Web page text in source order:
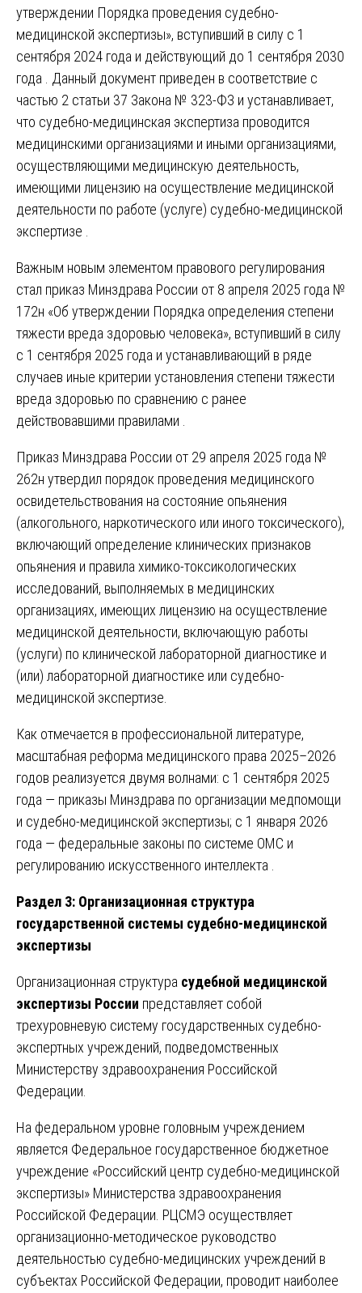
утверждении Порядка проведения судебно-
медицинской экспертизы», вступивший в силу с 1
сентября 2024 года и действующий до 1 сентября 2030
года . Данный документ приведен в соответствие с
частью 2 статьи 37 Закона № 323-ФЗ и устанавливает,
что судебно-медицинская экспертиза проводится
медицинскими организациями и иными организациями,
осуществляющими медицинскую деятельность,
имеющими лицензию на осуществление медицинской
деятельности по работе (услуге) судебно-медицинской
экспертизе .
Важным новым элементом правового регулирования
стал приказ Минздрава России от 8 апреля 2025 года №
172н «Об утверждении Порядка определения степени
тяжести вреда здоровью человека», вступивший в силу
с 1 сентября 2025 года и устанавливающий в ряде
случаев иные критерии установления степени тяжести
вреда здоровью по сравнению с ранее
действовавшими правилами .
Приказ Минздрава России от 29 апреля 2025 года №
262н утвердил порядок проведения медицинского
освидетельствования на состояние опьянения
(алкогольного, наркотического или иного токсического),
включающий определение клинических признаков
опьянения и правила химико-токсикологических
исследований, выполняемых в медицинских
организациях, имеющих лицензию на осуществление
медицинской деятельности, включающую работы
(услуги) по клинической лабораторной диагностике и
(или) лабораторной диагностике или судебно-
медицинской экспертизе.
Как отмечается в профессиональной литературе,
масштабная реформа медицинского права 2025–2026
годов реализуется двумя волнами: с 1 сентября 2025
года — приказы Минздрава по организации медпомощи
и судебно-медицинской экспертизы; с 1 января 2026
года — федеральные законы по системе ОМС и
регулированию искусственного интеллекта .
Раздел 3: Организационная структура
государственной системы судебно-медицинской
экспертизы
Организационная структура судебной медицинской
экспертизы России представляет собой
трехуровневую систему государственных судебно-
экспертных учреждений, подведомственных
Министерству здравоохранения Российской
Федерации.
На федеральном уровне головным учреждением
является Федеральное государственное бюджетное
учреждение «Российский центр судебно-медицинской
экспертизы» Министерства здравоохранения
Российской Федерации. РЦСМЭ осуществляет
организационно-методическое руководство
деятельностью судебно-медицинских учреждений в
субъектах Российской Федерации, проводит наиболее